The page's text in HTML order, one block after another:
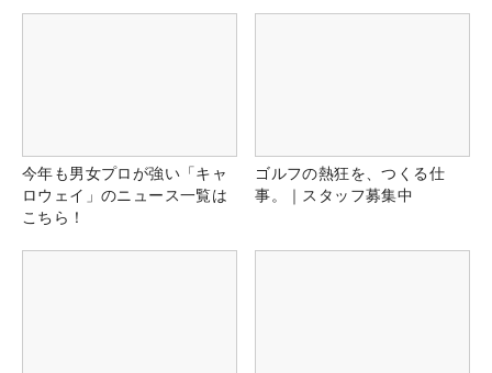
今年も男女プロが強い「キャ
ロウェイ」のニュース一覧は
こちら！
ゴルフの熱狂を、つくる仕
事。｜スタッフ募集中